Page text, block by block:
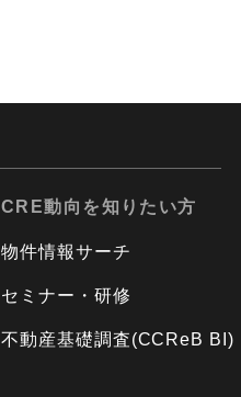
CRE動向を知りたい方
物件情報サーチ
セミナー・研修
不動産基礎調査(CCReB BI)